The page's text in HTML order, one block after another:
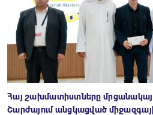
Հայ շախմատիստները
Շարժայում անցկացված